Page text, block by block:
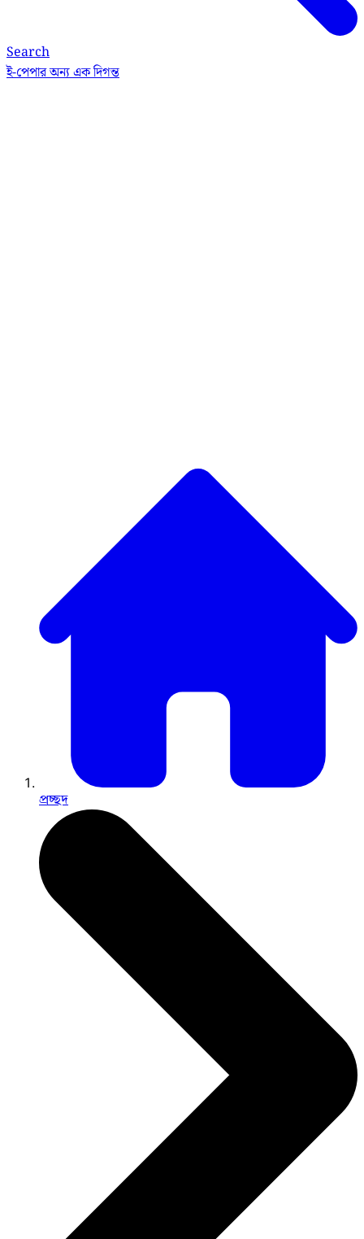
Search
ই-পেপারঅন্য এক দিগন্ত
প্রচ্ছদ